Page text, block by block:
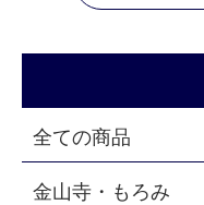
全ての商品
金山寺・もろみ